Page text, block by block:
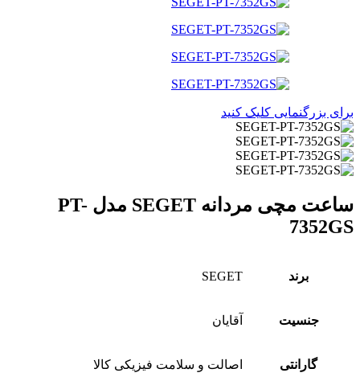
برای بزرگنمایی کلیک کنید
ساعت مچی مردانه SEGET مدل PT-
7352GS
برند SEGET
جنسیت آقایان
گارانتی اصالت و سلامت فیزیکی کالا